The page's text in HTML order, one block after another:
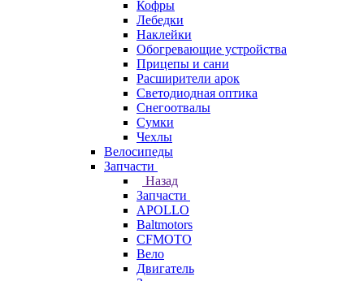
Кофры
Лебедки
Наклейки
Обогревающие устройства
Прицепы и сани
Расширители арок
Светодиодная оптика
Снегоотвалы
Сумки
Чехлы
Велосипеды
Запчасти
Назад
Запчасти
APOLLO
Baltmotors
CFMOTO
Вело
Двигатель